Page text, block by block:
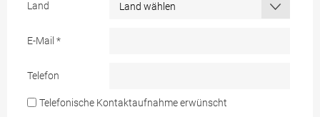
Land
E-Mail *
Telefon
Telefonische Kontaktaufnahme erwünscht